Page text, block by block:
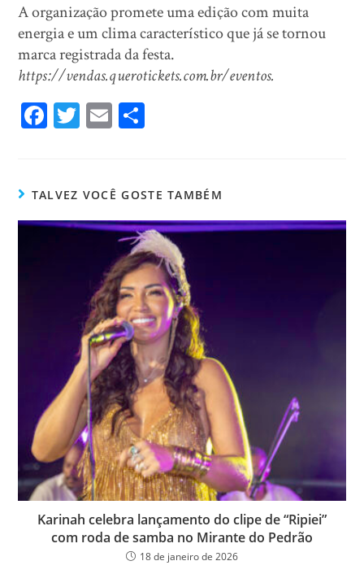
A organização promete uma edição com muita
energia e um clima característico que já se tornou
marca registrada da festa.
https://vendas.querotickets.com.br/eventos.
Fa
ok
T
er
E
TALVEZ VOCÊ GOSTE TAMBÉM
Karinah celebra lançamento do clipe de “Ripiei”
com roda de samba no Mirante do Pedrão
18 de janeiro de 2026